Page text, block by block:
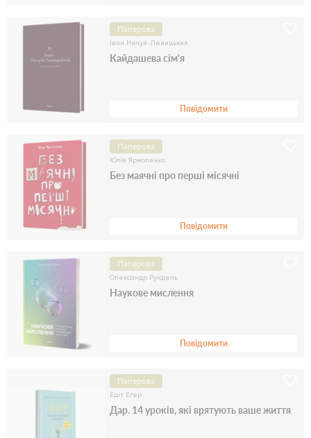
Паперова
Іван Нечуй-Левицький
Кайдашева сім'я
Повідомити
Паперова
Юлія Ярмоленко
Без маячні про перші місячні
Повідомити
Паперова
Олександр Рундель
Наукове мислення
Повідомити
Паперова
Едіт Еґер
Дар. 14 уроків, які врятують ваше життя